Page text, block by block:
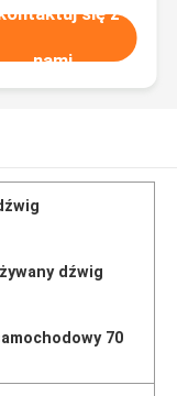
się z
nami
dźwig
70